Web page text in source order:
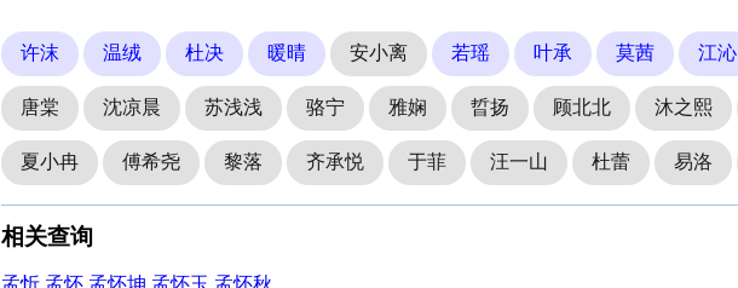
许沫 温绒 杜决 暖晴 安小离 若瑶 叶承 莫茜 江沁
唐棠 沈凉晨 苏浅浅 骆宁 雅娴 晢扬 顾北北 沐之熙
夏小冉 傅希尧 黎落 齐承悦 于菲 汪一山 杜蕾 易洛
相关查询
孟忻 孟怀 孟怀坤 孟怀玉 孟怀秋